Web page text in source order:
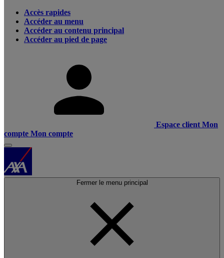
Accès rapides
Accéder au menu
Accéder au contenu principal
Accéder au pied de page
Espace client Mon
compte Mon compte
Fermer le menu principal